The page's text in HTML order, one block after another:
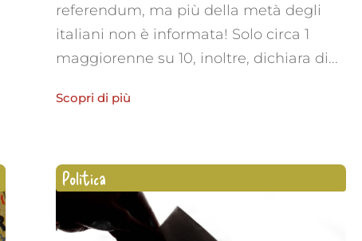
referendum, ma più della metà degli
italiani non è informata! Solo circa 1
maggiorenne su 10, inoltre, dichiara di...
Scopri di più
Politica